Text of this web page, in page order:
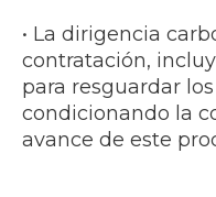
• ​La dirigencia
contratación,
para resguardar
condicionando la
avance de este